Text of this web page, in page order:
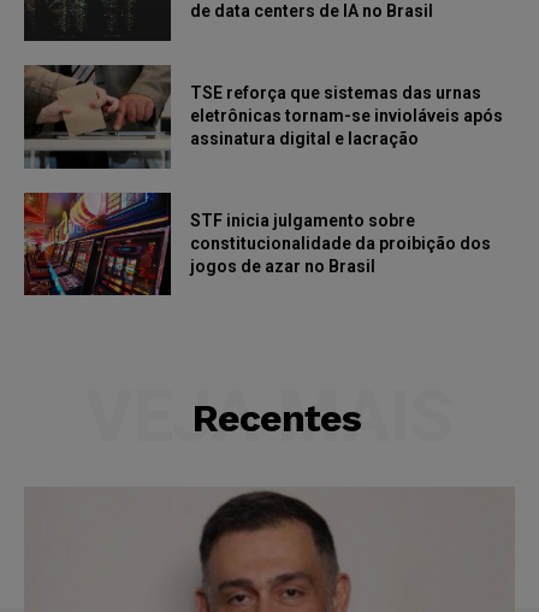
de data centers de IA no Brasil
TSE reforça que sistemas das urnas
eletrônicas tornam-se invioláveis após
assinatura digital e lacração
STF inicia julgamento sobre
constitucionalidade da proibição dos
jogos de azar no Brasil
Recentes
VEJA MAIS